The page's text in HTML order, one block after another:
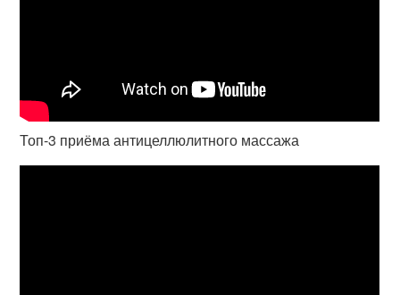
Топ-3 приёма антицеллюлитного массажа